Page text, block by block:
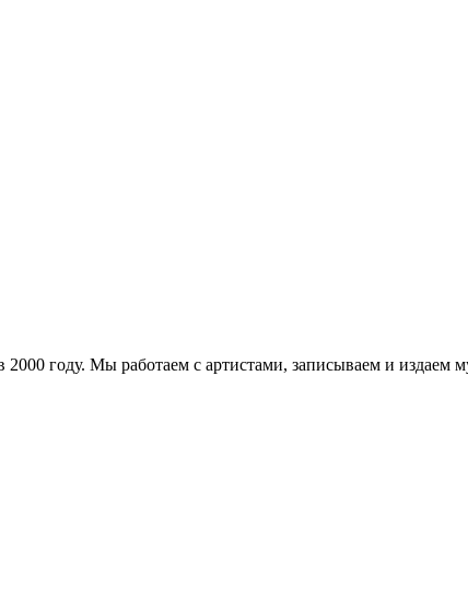
2000 году. Мы работаем с артистами, записываем и